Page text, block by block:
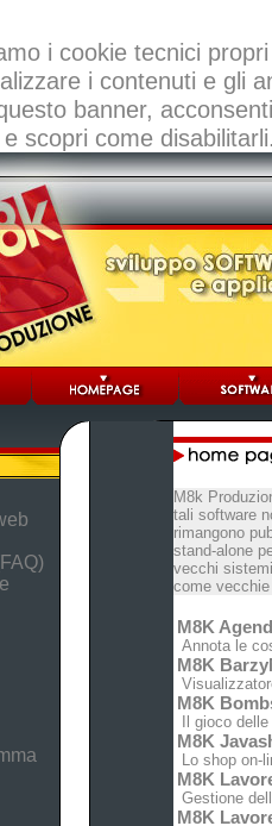
i cookie tecnici
i contenuti e gli
banner,
scopri come
M8k
tali software
rimangono
stand-alone
vecchi
come
M8K
Annota le
M8K
M8K
Il gioco
M8K
Lo shop on-
M8K
Gestione
M8K